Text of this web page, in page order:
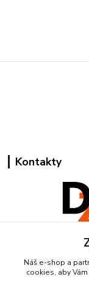
Kontakty
Pracovní
+420
Po-Pá:
Náš e-shop a
cookies, aby